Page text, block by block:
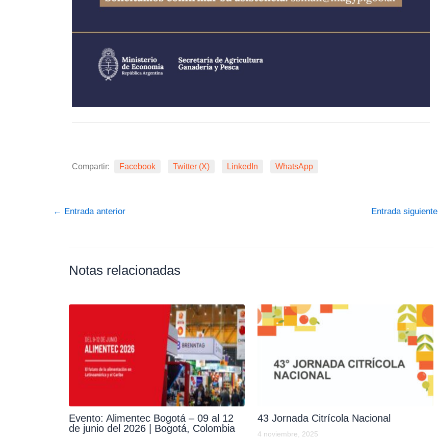
Compartir: Facebook Twitter (X) LinkedIn WhatsApp
← Entrada anterior Entrada siguiente
Notas relacionadas
Evento: Alimentec Bogotá – 09 al 12
de junio del 2026 | Bogotá, Colombia
43 Jornada Citrícola Nacional
4 noviembre, 2025